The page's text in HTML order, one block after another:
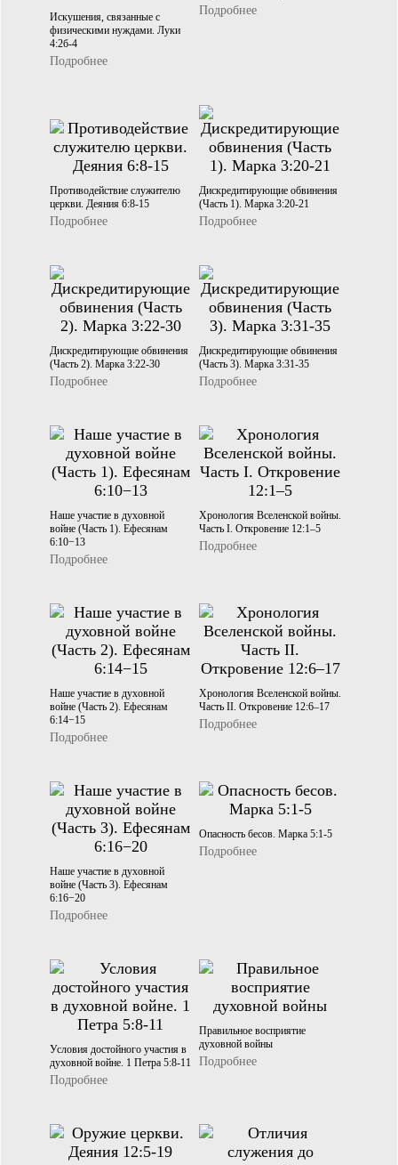
Искушения, связанные с
физическими нуждами. Луки
4:2б-4
Подробнее
Подробнее
Противодействие служителю
церкви. Деяния 6:8-15
Подробнее
Дискредитирующие обвинения
(Часть 1). Марка 3:20-21
Подробнее
Дискредитирующие обвинения
(Часть 2). Марка 3:22-30
Подробнее
Дискредитирующие обвинения
(Часть 3). Марка 3:31-35
Подробнее
Наше участие в духовной
войне (Часть 1). Ефесянам
6:10−13
Подробнее
Хронология Вселенской войны.
Часть I. Откровение 12:1–5
Подробнее
Наше участие в духовной
войне (Часть 2). Ефесянам
6:14−15
Подробнее
Хронология Вселенской войны.
Часть II. Откровение 12:6–17
Подробнее
Наше участие в духовной
войне (Часть 3). Ефесянам
6:16−20
Подробнее
Опасность бесов. Марка 5:1-5
Подробнее
Условия достойного участия в
духовной войне. 1 Петра 5:8-11
Подробнее
Правильное восприятие
духовной войны
Подробнее